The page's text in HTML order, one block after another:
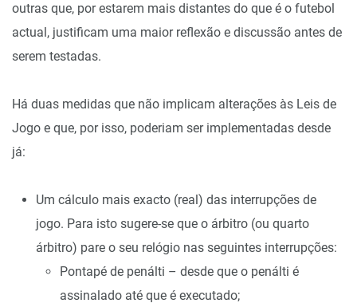
outras que, por estarem mais distantes do que é o futebol
actual, justificam uma maior reflexão e discussão antes de
serem testadas.
Há duas medidas que não implicam alterações às Leis de
Jogo e que, por isso, poderiam ser implementadas desde
já:
Um cálculo mais exacto (real) das interrupções de
jogo. Para isto sugere-se que o árbitro (ou quarto
árbitro) pare o seu relógio nas seguintes interrupções:
Pontapé de penálti – desde que o penálti é
assinalado até que é executado;